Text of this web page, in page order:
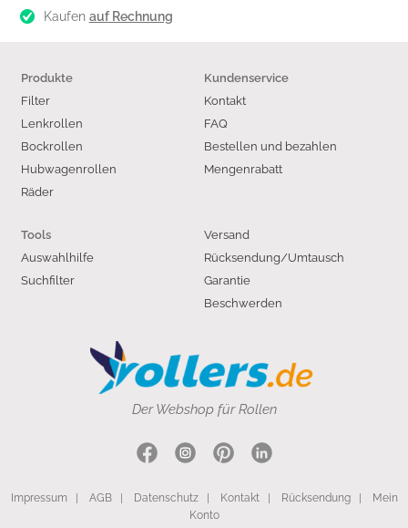
Kaufen auf Rechnung
Produkte
Filter
Lenkrollen
Bockrollen
Hubwagenrollen
Räder
Kundenservice
Kontakt
FAQ
Bestellen und bezahlen
Mengenrabatt
Versand
Rücksendung/Umtausch
Garantie
Beschwerden
Tools
Auswahlhilfe
Suchfilter
Der Webshop für Rollen
Impressum| AGB| Datenschutz| Kontakt| Rücksendung|
Mein
Konto